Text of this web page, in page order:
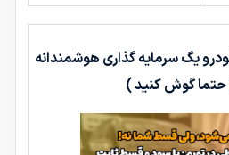
یگ سرمایه گذاری هوشمندانه
گوش کنید )